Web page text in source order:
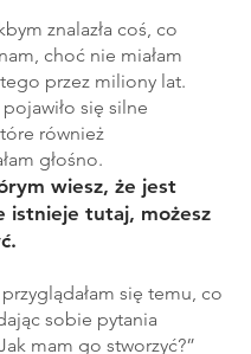
znalazła coś, co
choć nie miałam
przez miliony lat.
się silne
również
głośno.
wiesz, że jest
istnieje tutaj, możesz
się temu, co
sobie pytania
mam go stworzyć?”